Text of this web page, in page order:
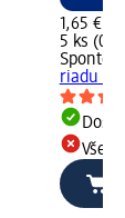
1,65 €
5 ks
Spontex
riadu